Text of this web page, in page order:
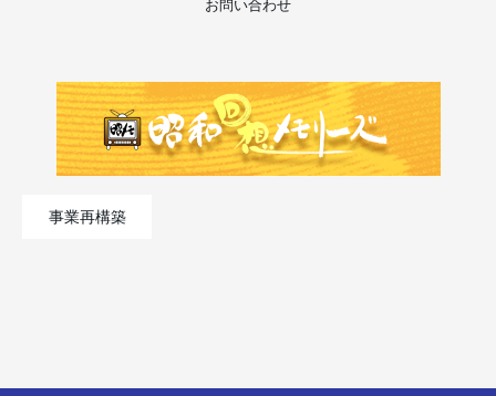
お問い合わせ
事業再構築